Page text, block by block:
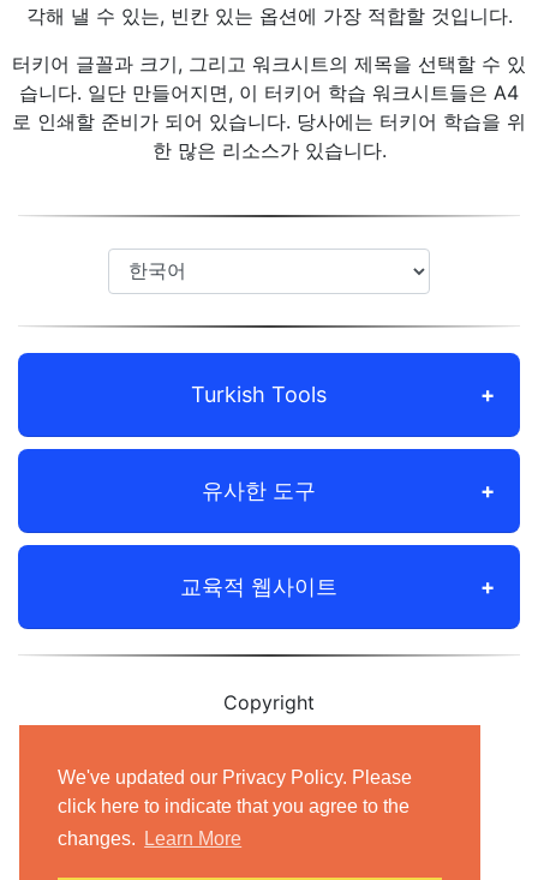
We've updated our Privacy Policy. Please
click here to indicate that you agree to the
changes.
Learn More
각해 낼 수 있는, 빈칸 있는 옵션에 가장 적합할 것입니다.
터키어 글꼴과 크기, 그리고 워크시트의 제목을 선택할 수 있
습니다. 일단 만들어지면, 이 터키어 학습 워크시트들은 A4
로 인쇄할 준비가 되어 있습니다. 당사에는 터키어 학습을 위
한 많은 리소스가 있습니다.
Turkish Tools
유사한 도구
교육적 웹사이트
Copyright
Terms of Use|Contact us
- All rights reserved.